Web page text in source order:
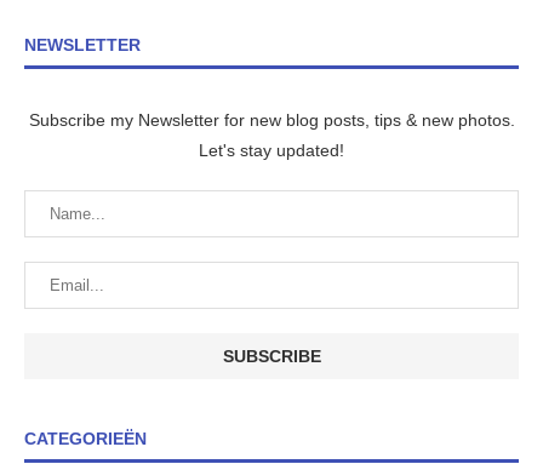
NEWSLETTER
Subscribe my Newsletter for new blog posts, tips & new photos.
Let's stay updated!
CATEGORIEËN